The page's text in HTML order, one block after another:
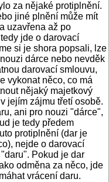
za nějaké protiplnění.
jiné plnění může mít
uzavřena až po
jde o darovací
si je shora popsali, lze
dárce nebo nevděk
darovací smlouvu,
vykonat něco, co má
nějaký majetkový
jejím zájmu třetí osobě.
ani pro nouzi "dárce",
je tedy předem
protiplnění (dar je
nejde o darovací
Pokud je dar
odměna za něco, jde
vrácení daru.